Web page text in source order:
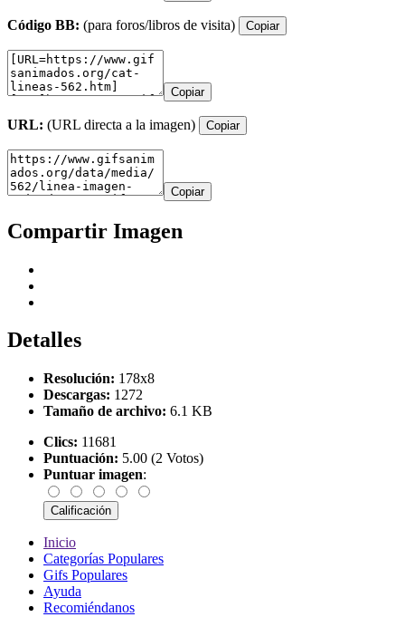
Código BB: (para foros/libros de visita) Copiar
Copiar
URL: (URL directa a la imagen) Copiar
Copiar
Compartir Imagen
Detalles
Resolución: 178x8
Descargas: 1272
Tamaño de archivo: 6.1 KB
Clics: 11681
Puntuación: 5.00 (2 Votos)
Puntuar imagen:
Inicio
Categorías Populares
Gifs Populares
Ayuda
Recomiéndanos